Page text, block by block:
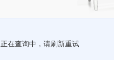
正在查询中，请刷新重试